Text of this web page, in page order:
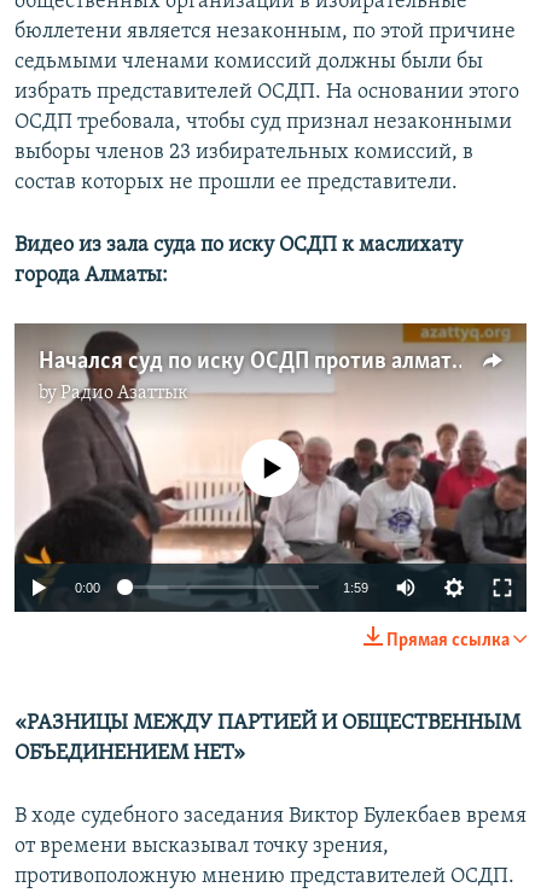
бюллетени является незаконным, по этой причине
седьмыми членами комиссий должны были бы
избрать представителей ОСДП. На основании этого
ОСДП требовала, чтобы суд признал незаконными
выборы членов 23 избирательных комиссий, в
состав которых не прошли ее представители.
Видео из зала суда по иску ОСДП к маслихату
города Алматы:
Начался суд по иску ОСДП против алматинского маслихата
byРадио Азаттык
No media source currently available
0:00 1:59
Прямая ссылка
«РАЗНИЦЫ МЕЖДУ ПАРТИЕЙ И ОБЩЕСТВЕННЫМ
ОБЪЕДИНЕНИЕМ НЕТ»
В ходе судебного заседания Виктор Булекбаев время
от времени высказывал точку зрения,
противоположную мнению представителей ОСДП.